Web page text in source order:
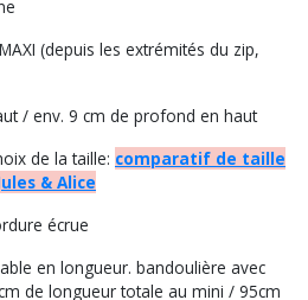
(depuis les extrémités du zip,
/ env. 9 cm de profond en haut
de la taille: comparatif de taille
& Alice
écrue
en longueur. bandoulière avec
de longueur totale au mini / 95cm